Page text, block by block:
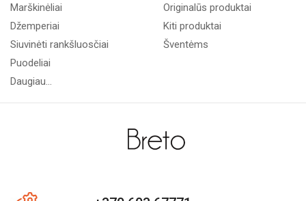
Marškinėliai
Džemperiai
Siuvinėti rankšluosčiai
Puodeliai
Daugiau...
Originalūs produktai
Kiti produktai
Šventėms